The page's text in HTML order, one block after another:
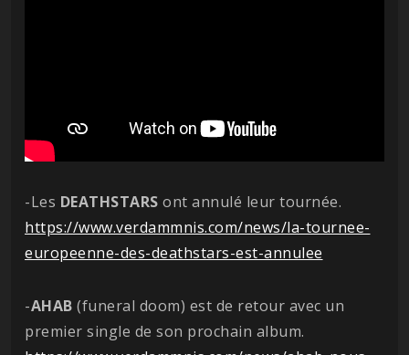
-Les DEATHSTARS ont annulé leur tournée.
https://www.verdammnis.com/news/la-tournee-
europeenne-des-deathstars-est-annulee
-AHAB (funeral doom) est de retour avec un
premier single de son prochain album.